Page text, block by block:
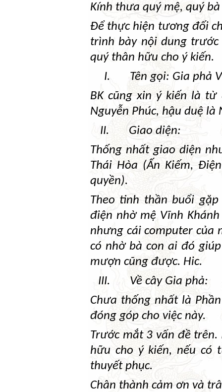
Kính thưa quý mệ, quý
Để thực hiện tương đối
trình bày nội dung
quý thân hữu cho ý kiến.
I.
Tên gọi: Gia phả
BK cũng xin ý kiến là
Nguyễn Phúc, hậu duệ là
II.
Giao diện:
Thống nhất giao diện
Thái Hòa (Ấn Kiếm,
quyền).
Theo tinh thần buổi
điện nhờ mệ Vĩnh
nhưng cái computer của
có nhờ bà con ai đó
mượn cũng được. Hic.
III.
Về cây Gia phả:
Chưa thống nhất là
đóng góp cho việc này.
Trước mắt 3 vấn đề
hữu cho ý kiến, nếu có
thuyết phục.
Chân thành cảm ơn và